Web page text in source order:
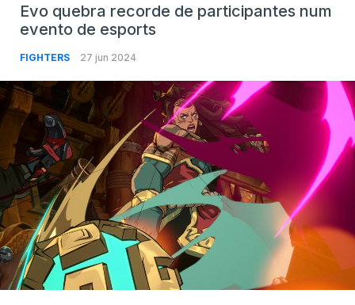
Evo quebra recorde de participantes num
evento de esports
FIGHTERS 27 jun 2024